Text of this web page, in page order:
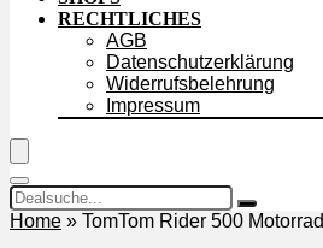
RECHTLICHES
AGB
Datenschutzerklärung
Widerrufsbelehrung
Impressum
Home » TomTom Rider 500